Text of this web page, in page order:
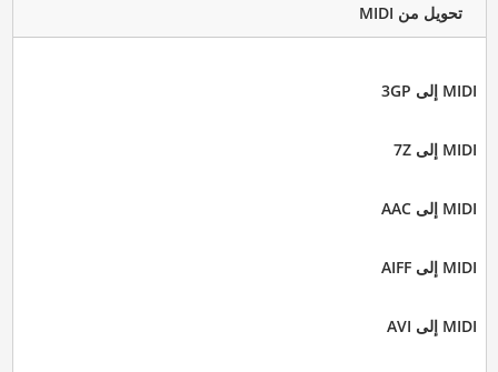
تحويل من MIDI
MIDI إلى 3GP
MIDI إلى 7Z
MIDI إلى AAC
MIDI إلى AIFF
MIDI إلى AVI